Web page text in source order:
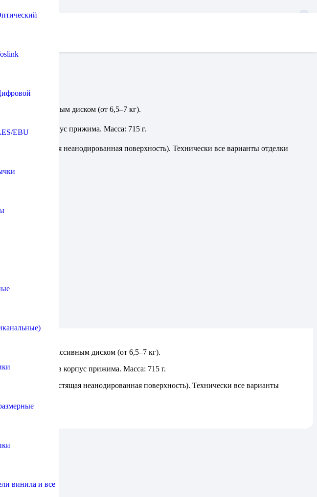
EBU
винила и все
с массивным диском (от 6,5–7 кг).
в корпус прижима. Масса: 715 г.
(блестящая неанодированная поверхность). Технически все варианты отделки
с массивным диском (от 6,5–7 кг).
запрессованы в корпус прижима. Масса: 715 г.
gloss (блестящая неанодированная поверхность). Технически все варианты